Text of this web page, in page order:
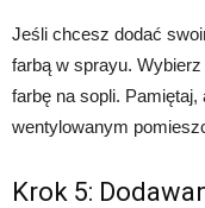
Jeśli chcesz dodać
farbą w sprayu.
farbę na sopli.
wentylowanym
Krok 5: